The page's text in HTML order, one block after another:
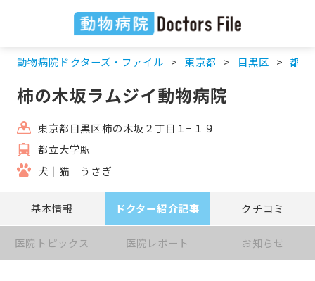
動物病院ドクターズ・ファイル 東京都 目黒区 都立
柿の木坂ラムジイ動物病院
東京都目黒区柿の木坂２丁目１−１９
都立大学駅
犬
猫 うさぎ
基本情報 ドクター紹介記事 クチコミ
医院トピックス 医院レポート お知らせ